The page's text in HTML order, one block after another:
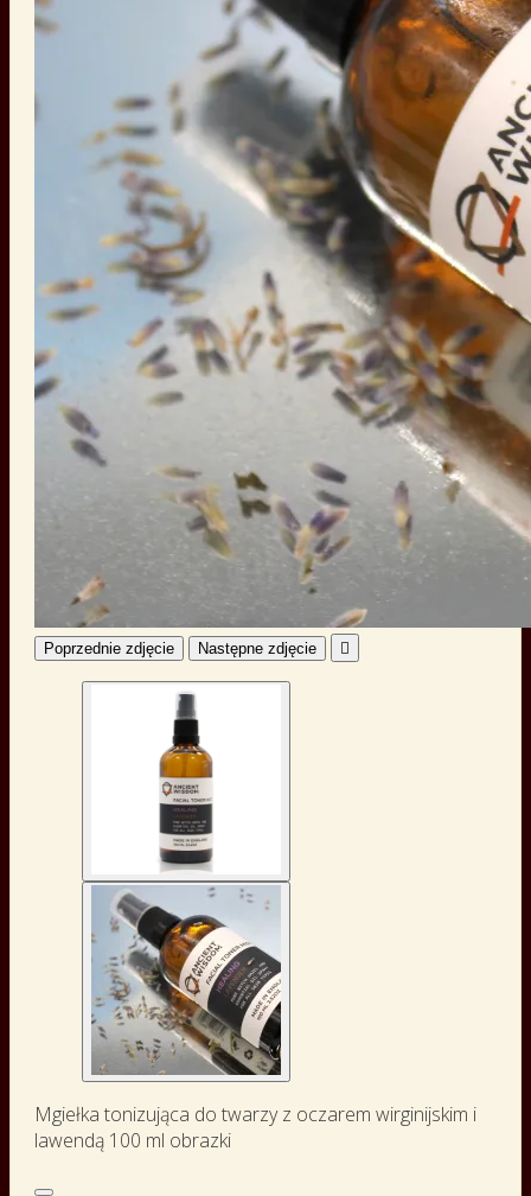
Poprzednie zdjęcie Następne zdjęcie 
Mgiełka tonizująca do twarzy z oczarem wirginijskim i
lawendą 100 ml obrazki